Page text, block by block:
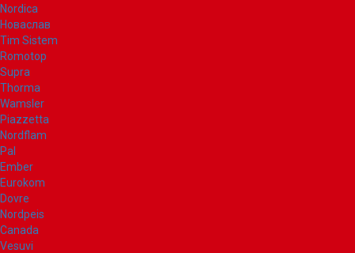
Nordica
Новаслав
Tim Sistem
Romotop
Supra
Thorma
Wamsler
Piazzetta
Nordflam
Pal
Ember
Eurokom
Dovre
Nordpeis
Canada
Vesuvi